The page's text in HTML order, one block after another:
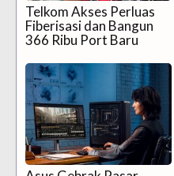
Telkom Akses Perluas
Fiberisasi dan Bangun
366 Ribu Port Baru